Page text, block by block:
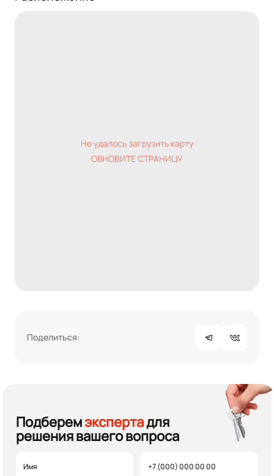
Не удалось загрузить карту
ОБНОВИТЕ СТРАНИЦУ
Поделиться:
Подберемэкспертадля
решения вашего вопроса